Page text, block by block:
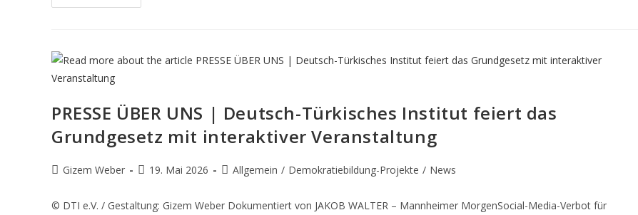
PRESSE ÜBER UNS | Deutsch-Türkisches Institut feiert das
Grundgesetz mit interaktiver Veranstaltung
Gizem Weber 19. Mai 2026 Allgemein / Demokratiebildung-Projekte / News
© DTI e.V. / Gestaltung: Gizem Weber Dokumentiert von JAKOB WALTER – Mannheimer MorgenSocial-Media-Verbot für